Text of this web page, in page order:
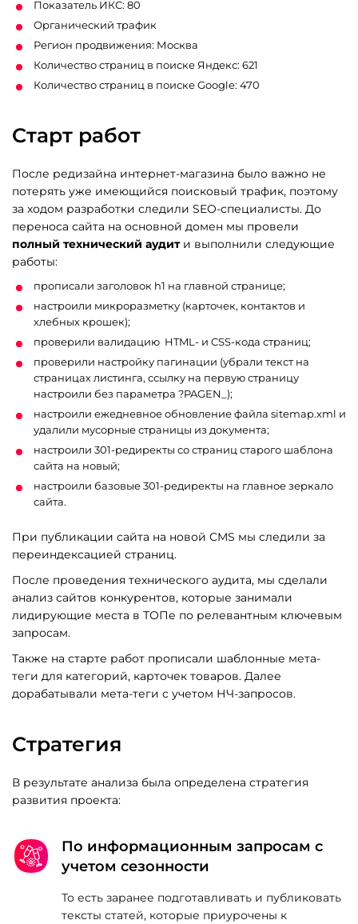
Показатель ИКС: 80
Органический трафик
Регион продвижения: Москва
Количество страниц в поиске Яндекс: 621
Количество страниц в поиске Google: 470
Старт работ
После редизайна интернет-магазина было важно не
потерять уже имеющийся поисковый трафик, поэтому
за ходом разработки следили SEO-специалисты. До
переноса сайта на основной домен мы провели
полный технический аудити выполнили следующие
работы:
прописали заголовок h1 на главной странице;
настроили микроразметку (карточек, контактов и
хлебных крошек);
проверили валидацию HTML- и CSS-кода страниц;
проверили настройку пагинации (убрали текст на
страницах листинга, ссылку на первую страницу
настроили без параметра ?PAGEN_);
настроили ежедневное обновление файла sitemap.xml и
удалили мусорные страницы из документа;
настроили 301-редиректы со страниц старого шаблона
сайта на новый;
настроили базовые 301-редиректы на главное зеркало
сайта.
При публикации сайта на новой CMS мы следили за
переиндексацией страниц.
После проведения технического аудита, мы сделали
анализ сайтов конкурентов, которые занимали
лидирующие места в ТОПе по релевантным ключевым
запросам.
Также на старте работ прописали шаблонные мета-
теги для категорий, карточек товаров. Далее
дорабатывали мета-теги с учетом НЧ-запросов.
Стратегия
В результате анализа была определена стратегия
развития проекта:
По информационным запросам с
учетом сезонности
То есть заранее подготавливать и публиковать
тексты статей, которые приурочены к